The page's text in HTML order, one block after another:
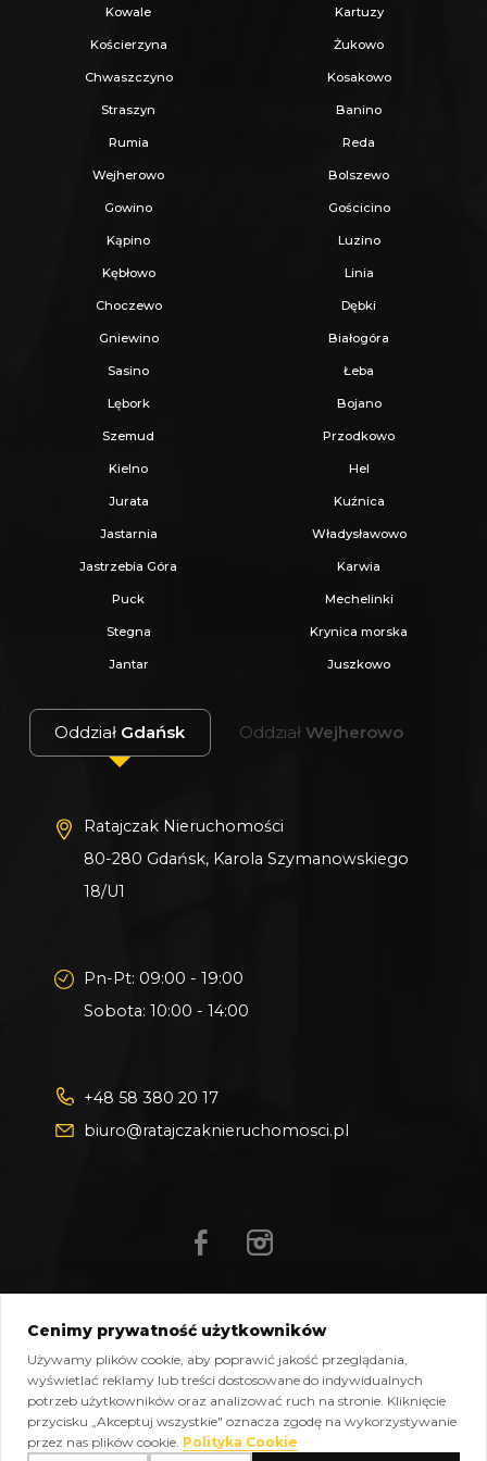
KUP Z NAMI - NAJKORZYSTNIEJ,
NAJSZYBCIEJ I BEZPIECZNIE!
Jeżeli zainteresowało Cię powyższe ogłoszenie
- Zadzwoń pod wskazany nr tel.
- Umów się na Prezentację,
- Przyjedź i Obejrzyj na żywo,
- Zaproponuj Swoją cenę prezentowanej
nieruchomości.
Gwarantujemy bezpieczny zakup i najlepszą
Oferujemy skuteczną i bezpłatną pomoc w
uzyskaniu kredytu.
Zapewniamy fachowe doradztwo przy zakupie
pod inwestycję.
Wszystkie nasze transakcje są objęte
ubezpieczeniem OC w PZU.
Specjalną.
stronie:www.ratajczaknieruchomosci.pl
Kowale Kartuzy
Kościerzyna Żukowo
Chwaszczyno Kosakowo
Straszyn Banino
Rumia Reda
Wejherowo Bolszewo
Gowino Gościcino
Kąpino Luzino
Kębłowo Linia
Choczewo Dębki
Gniewino Białogóra
Sasino Łeba
Lębork Bojano
Szemud Przodkowo
Kielno Hel
Jurata Kuźnica
Jastarnia Władysławowo
Jastrzebia Góra Karwia
Puck Mechelinki
Stegna Krynica morska
Jantar Juszkowo
Oddział Gdańsk Oddział Wejherowo
Ratajczak Nieruchomości
80-280 Gdańsk, Karola Szymanowskiego
18/U1
Pn-Pt: 09:00 - 19:00
Sobota: 10:00 - 14:00
+48 58 380 20 17
biuro@ratajczaknieruchomosci.pl
Polityka cookies Kontakt
Copyright © 2026 Ratajczak Nieruchomości All Rights
Reserved, Powered byoplixo.eu
Cenimy prywatność użytkowników
Używamy plików cookie, aby poprawić jakość przeglądania,
wyświetlać reklamy lub treści dostosowane do indywidualnych
potrzeb użytkowników oraz analizować ruch na stronie. Kliknięcie
przycisku „Akceptuj wszystkie" oznacza zgodę na wykorzystywanie
przez nas plików cookie. Polityka Cookie